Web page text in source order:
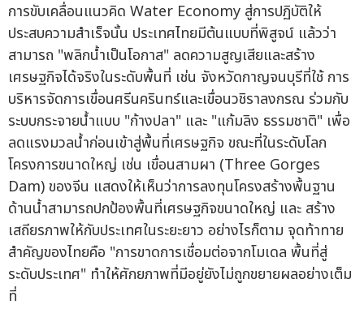
การขับเคลื่อนแนวคิด Water Economy สู่การปฏิบัติให้
ประสบความสำเร็จนั้น ประเทศไทยมีต้นแบบที่พิสูจน์ แล้วว่า
สามารถ "พลิกน้ำเป็นโอกาส" ลดความสูญเสียและสร้าง
เศรษฐกิจได้จริงในระดับพื้นที่ เช่น จังหวัดกาญจนบุรีที่ใช้ การ
บริหารจัดการเขื่อนศรีนครินทร์และเขื่อนวชิราลงกรณ ร่วมกับ
ระบบกระจายน้ำแบบ "ก้างปลา" และ "แก้มลิง ธรรมชาติ" เพื่อ
ลดแรงมวลน้ำก่อนเข้าสู่พื้นที่เศรษฐกิจ ขณะที่ในระดับโลก
โครงการขนาดใหญ่ เช่น เขื่อนสามผา (Three Gorges
Dam) ของจีน แสดงให้เห็นว่าการลงทุนโครงสร้างพื้นฐาน
ด้านน้ำสามารถปกป้องพื้นที่เศรษฐกิจขนาดใหญ่ และ สร้าง
เสถียรภาพให้กับประเทศในระยะยาว อย่างไรก็ตาม จุดท้าทาย
สำคัญของไทยคือ "การขาดการเชื่อมต่อจากโมเดล พื้นที่สู่
ระดับประเทศ" ทำให้ศักยภาพที่มีอยู่ยังไม่ถูกขยายผลอย่างเต็ม
ที่